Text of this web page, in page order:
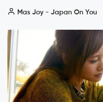
Mas Joy - Japan On You